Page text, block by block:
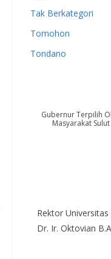
Tak Berkategori
Tomohon
Tondano
Gubernur Terpilih
Masyarakat Sulut
Rektor
Dr. Ir. Oktovian